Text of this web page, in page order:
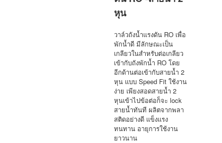
หุน
วาล์วถังน้ำแรงดัน RO เพื่อ
พักน้ำดี มีลักษณะเป็น
เกลียวในสำหรับต่อเกลียว
เข้ากับถังพักน้ำ RO โดย
อีกด้านต่อเข้ากับสายน้ำ 2
หุน แบบ Speed Fit ใช้งาน
ง่าย เพียงสอดสายน้ำ 2
หุนเข้าไปข้อต่อก็จะ lock
สายน้ำทันที ผลิตจากพลา
สติดอย่างดี แข็งแรง
ทนทาน อายุการใช้งาน
ยาวนาน